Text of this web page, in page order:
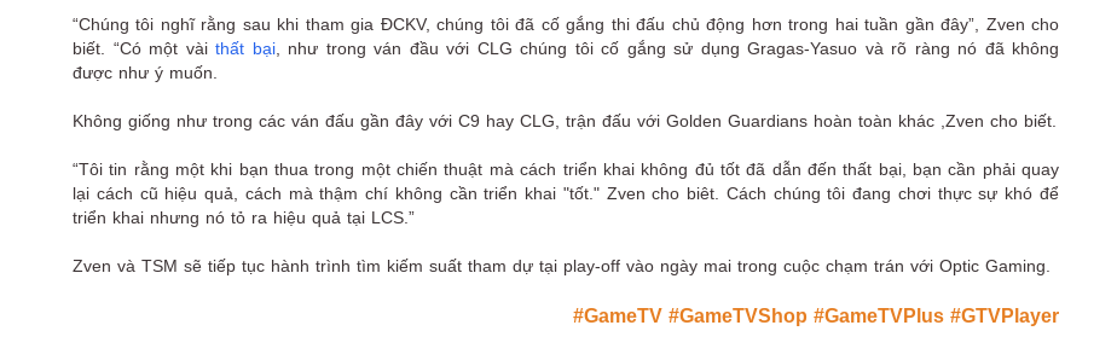
“Chúng tôi nghĩ rằng sau khi tham gia ĐCKV, chúng tôi đã cố gắng thi đấu chủ động hơn trong hai tuần gần đây”, Zven cho
biết. “Có một vài thất bại, như trong ván đầu với CLG chúng tôi cố gắng sử dụng Gragas-Yasuo và rõ ràng nó đã không
được như ý muốn.
Không giống như trong các ván đấu gần đây với C9 hay CLG, trận đấu với Golden Guardians hoàn toàn khác ,Zven cho biết.
“Tôi tin rằng một khi bạn thua trong một chiến thuật mà cách triển khai không đủ tốt đã dẫn đến thất bại, bạn cần phải quay
lại cách cũ hiệu quả, cách mà thậm chí không cần triển khai "tốt." Zven cho biêt. Cách chúng tôi đang chơi thực sự khó để
triển khai nhưng nó tỏ ra hiệu quả tại LCS.”
Zven và TSM sẽ tiếp tục hành trình tìm kiếm suất tham dự tại play-off vào ngày mai trong cuộc chạm trán với Optic Gaming.
#GameTV #GameTVShop #GameTVPlus #GTVPlayer